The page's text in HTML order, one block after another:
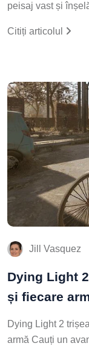
peisaj vast și
Citiți articolul
Jill Vasquez
Dying Light
și fiecare
Dying Light 2
armă Cauți un